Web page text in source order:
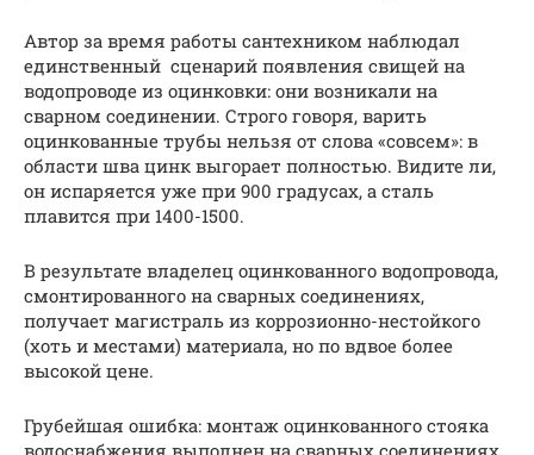
Автор за время работы сантехником наблюдал
единственный сценарий появления свищей на
водопроводе из оцинковки: они возникали на
сварном соединении. Строго говоря, варить
оцинкованные трубы нельзя от слова «совсем»: в
области шва цинк выгорает полностью. Видите ли,
он испаряется уже при 900 градусах, а сталь
плавится при 1400-1500.
В результате владелец оцинкованного водопровода,
смонтированного на сварных соединениях,
получает магистраль из коррозионно-нестойкого
(хоть и местами) материала, но по вдвое более
высокой цене.
Грубейшая ошибка: монтаж оцинкованного стояка